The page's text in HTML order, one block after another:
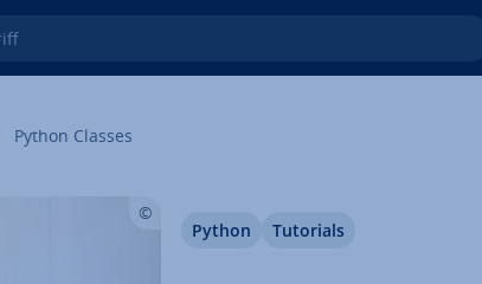
Python Classes
Python Tutorials